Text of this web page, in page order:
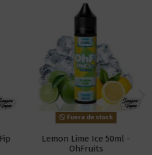
Fuera de stock
Lemon Lime Ice 50ml -
OhFruits